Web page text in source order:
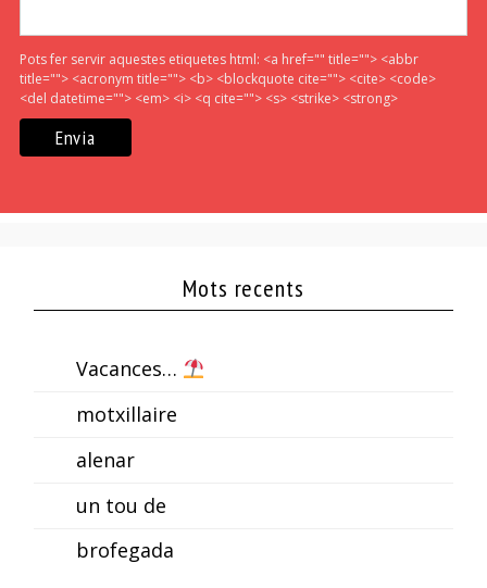
Pots fer servir aquestes etiquetes html: <a href="" title=""> <abbr
title=""> <acronym title=""> <b> <blockquote cite=""> <cite> <code>
<del datetime=""> <em> <i> <q cite=""> <s> <strike> <strong>
Mots recents
Vacances…
motxillaire
alenar
un tou de
brofegada